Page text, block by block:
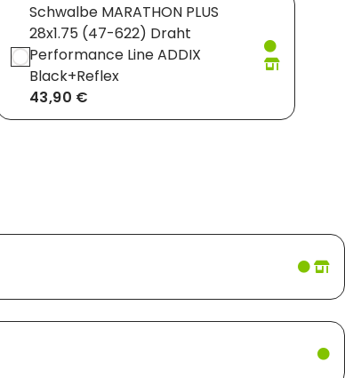
Schwalbe MARATHON PLUS
28x1.75 (47-622) Draht
Performance Line ADDIX
Black+Reflex
43,90 €